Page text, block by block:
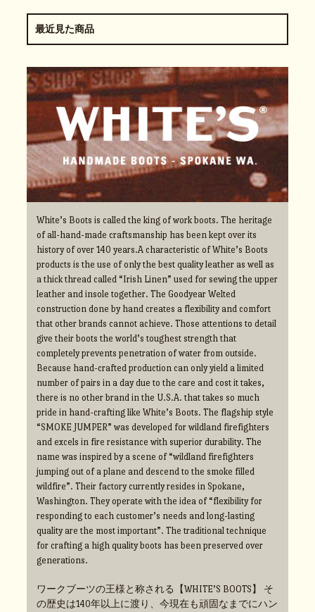
最近見た商品
White’s Boots is called the king of work boots. The heritage
of all-hand-made craftsmanship has been kept over its
history of over 140 years.A characteristic of White’s Boots
products is the use of only the best quality leather as well as
a thick thread called “Irish Linen” used for sewing the upper
leather and insole together. The Goodyear Welted
construction done by hand creates a flexibility and comfort
that other brands cannot achieve. Those attentions to detail
give their boots the world’s toughest strength that
completely prevents penetration of water from outside.
Because hand-crafted production can only yield a limited
number of pairs in a day due to the care and cost it takes,
there is no other brand in the U.S.A. that takes so much
pride in hand-crafting like White’s Boots. The flagship style
“SMOKE JUMPER” was developed for wildland firefighters
and excels in fire resistance with superior durability. The
name was inspired by a scene of “wildland firefighters
jumping out of a plane and descend to the smoke filled
wildfire”. Their factory currently resides in Spokane,
Washington. They operate with the idea of “flexibility for
responding to each customer’s needs and long-lasting
quality are the most important”. The traditional technique
for crafting a high quality boots has been preserved over
generations.
ワークブーツの王様と称される【WHITE’S BOOTS】 そ
の歴史は140年以上に渡り、今現在も頑固なまでにハン